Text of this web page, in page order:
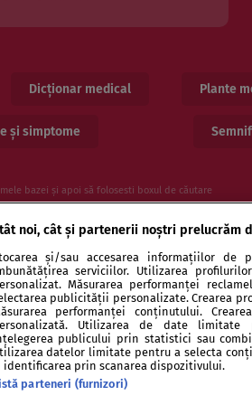
Dicționar medical Plante
și simptome
bazei și apoi să folosesti boxul de căutare
de cookies Publicitate
noi, cât și partenerii noștri prelucrăm
și/sau accesarea informațiilor de
serviciilor. Utilizarea
Măsurarea performanței
publicității personalizate. Crearea
performanței conținutului.
Utilizarea de date limitate
publicului prin statistici sau
datelor limitate pentru a selecta
identificarea prin scanarea dispozitivului.
parteneri (furnizori)